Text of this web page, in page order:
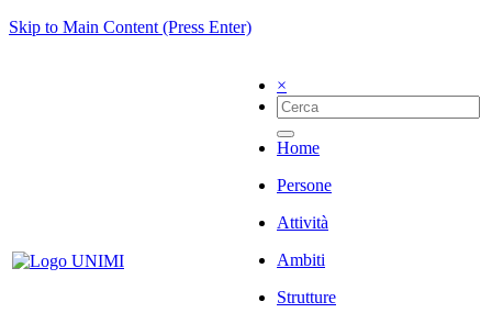
Skip to Main Content (Press Enter)
×
Home
Persone
Attività
Ambiti
Strutture